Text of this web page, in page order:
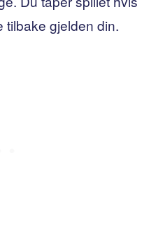
tilbake gjelden din.